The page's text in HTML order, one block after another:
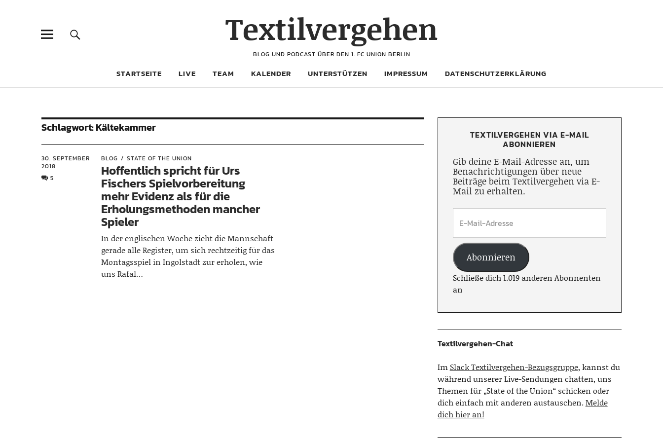
Textilvergehen
BLOG UND PODCAST ÜBER DEN 1. FC UNION BERLIN
STARTSEITE LIVE TEAM KALENDER UNTERSTÜTZEN IMPRESSUM DATENSCHUTZERKLÄRUNG
Schlagwort:Kältekammer
30. SEPTEMBER
2018
5
BLOG STATE OF THE UNION
Hoffentlich spricht für Urs
Fischers Spielvorbereitung
mehr Evidenz als für die
Erholungsmethoden mancher
Spieler
In der englischen Woche zieht die Mannschaft
gerade alle Register, um sich rechtzeitig für das
Montagsspiel in Ingolstadt zur erholen, wie
uns Rafal…
TEXTILVERGEHEN VIA E-MAIL
ABONNIEREN
Gib deine E-Mail-Adresse an, um
Benachrichtigungen über neue
Beiträge beim Textilvergehen via E-
Mail zu erhalten.
Abonnieren
Schließe dich 1.019 anderen Abonnenten
an
Textilvergehen-Chat
Im Slack Textilvergehen-Bezugsgruppe, kannst du
während unserer Live-Sendungen chatten, uns
Themen für „State of the Union“ schicken oder
dich einfach mit anderen austauschen.Melde
dich hier an!